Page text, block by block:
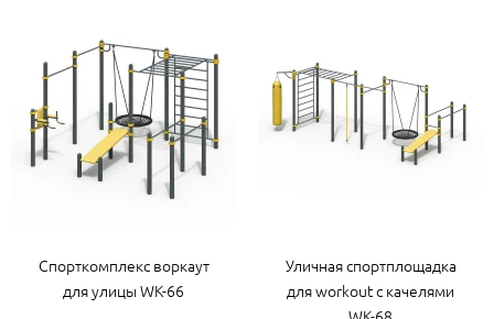
Спорткомплекс воркаут
для улицы WK-66
Уличная спортплощадка
для workout с качелями